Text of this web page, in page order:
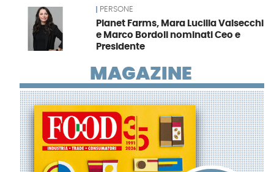
PERSONE
Planet Farms, Mara Lucilla Valsecchi
e Marco Bordoli nominati Ceo e
Presidente
MAGAZINE